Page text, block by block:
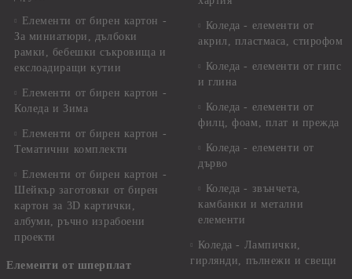
Елементи от бирен картон -
За миниатюри, дълбоки
рамки, бебешки съкровища и
екслоадиращи кутии
Елементи от бирен картон -
Коледа и Зима
Елементи от бирен картон -
Тематични комплекти
Елементи от бирен картон -
Шейкър заготовки от бирен
картон за 3D картички,
албуми, ръчно израбоени
проекти
Елементи от шперплат
Коледа - елементи от
акрил, пластмаса, стирофом
Коледа - елементи от гипс
и глина
Коледа - елементи от
филц, фоам, плат и прежда
Коледа - елементи от
дърво
Коледа - звънчета,
камбанки и метални
елементи
Коледа - Лампички,
гирлянди, пълнежи и свещи